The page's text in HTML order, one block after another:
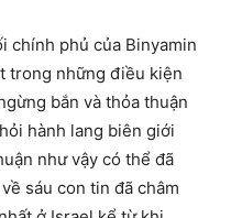
chính phủ của Binyamin
trong những điều kiện
bắn và thỏa thuận
hành lang biên giới
như vậy có thể đã
sáu con tin đã châm